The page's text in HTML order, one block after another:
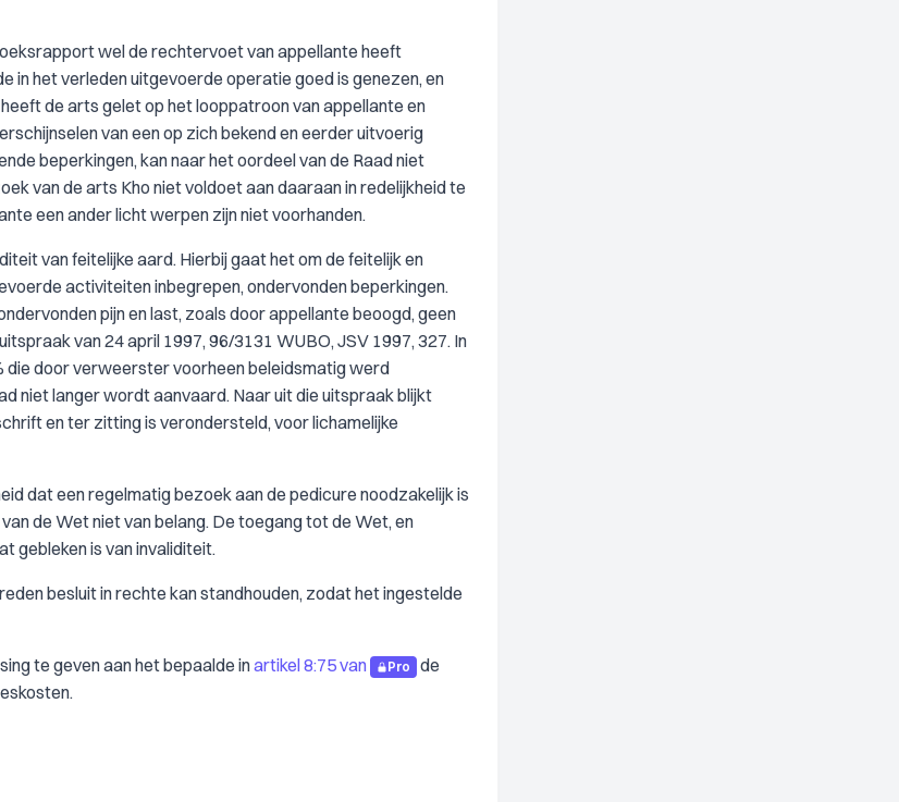
wel de rechtervoet van appellante heeft
het verleden uitgevoerde operatie goed is genezen, en
de arts gelet op het looppatroon van appellante en
van een op zich bekend en eerder uitvoerig
beperkingen, kan naar het oordeel van de Raad niet
van de arts Kho niet voldoet aan daaraan in redelijkheid te
een ander licht werpen zijn niet voorhanden.
van feitelijke aard. Hierbij gaat het om de feitelijk en
activiteiten inbegrepen, ondervonden beperkingen.
pijn en last, zoals door appellante beoogd, geen
van 24 april 1997, 96/3131 WUBO, JSV 1997, 327. In
die door verweerster voorheen beleidsmatig werd
niet langer wordt aanvaard. Naar uit die uitspraak blijkt
en ter zitting is verondersteld, voor lichamelijke
dat een regelmatig bezoek aan de pedicure noodzakelijk is
de Wet niet van belang. De toegang tot de Wet, en
gebleken is van invaliditeit.
besluit in rechte kan standhouden, zodat het ingestelde
te geven aan het bepaalde inartikel 8:75 van Pro
de